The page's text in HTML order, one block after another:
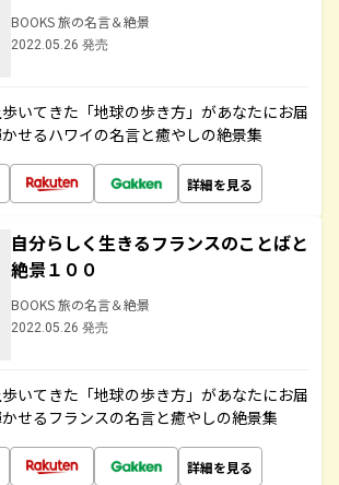
BOOKS 旅の名言＆絶景
2022.05.26 発売
いてきた「地球の歩き方」があなたにお届
せるハワイの名言と癒やしの絶景集
詳細を見る
自分らしく生きるフランスのことばと
絶景１００
BOOKS 旅の名言＆絶景
2022.05.26 発売
いてきた「地球の歩き方」があなたにお届
せるフランスの名言と癒やしの絶景集
詳細を見る